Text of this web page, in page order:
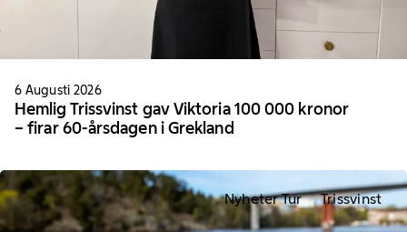
6 Augusti 2026
Hemlig Trissvinst gav Viktoria 100 000 kronor
– firar 60-årsdagen i Grekland
Nyheter Tur Trissvinst